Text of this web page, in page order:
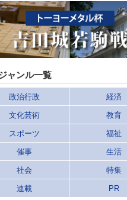
ャンル一覧
政治行政 経済
文化芸術 教育
スポーツ 福祉
催事 生活
社会 特集
連載 PR